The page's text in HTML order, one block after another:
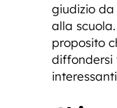
giudizio da
alla
proposito
diffondersi